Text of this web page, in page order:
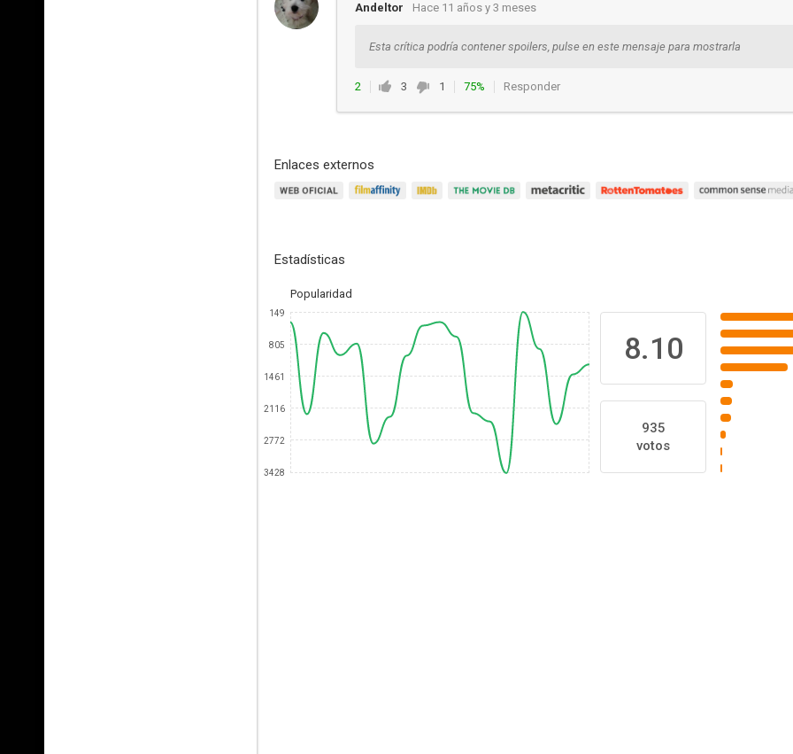
Andeltor Hace 11 años y 3 meses
Esta crítica podría contener spoilers, pulse en este mensaje para mostrarla
2 3 1 75% Responder
Enlaces externos
Estadísticas
Popularidad
149
805
1461
2116
2772
3428
8.10
935
votos